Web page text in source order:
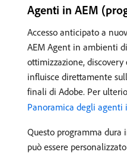
Agenti in AEM
Accesso anticipato a
AEM Agent in ambienti
ottimizzazione,
influisce direttamente
finali di Adobe. Per
Panoramica degli agenti
Questo programma dura
può essere